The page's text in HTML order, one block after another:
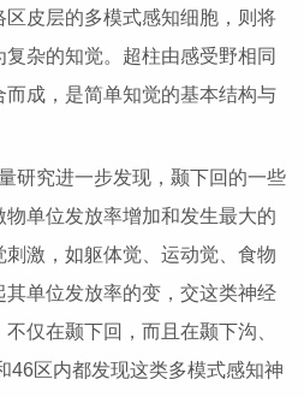
皮层的多模式感知细胞，则将
杂的知觉。超柱由感受野相同
成，是简单知觉的基本结构与
研究进一步发现，颞下回的一些
单位发放率增加和发生最大的
激，如躯体觉、运动觉、食物
单位发放率的变，交这类神经
仅在颞下回，而且在颞下沟、
46区内都发现这类多模式感知神